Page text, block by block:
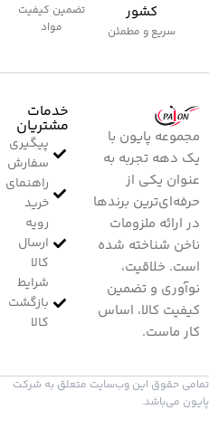
کشور
سریع و مطمئن
تضمین کیفیت
مواد
مجموعه پایون با
یک دهه تجربه به
عنوان یکی از
حرفه‌ای‌ترین برندها
در ارائه ملزومات
ناخن شناخته شده
است. خلاقیت،
نوآوری و تضمین
کیفیت کالا، اساس
کار ماست.
خدمات
مشتریان
پیگیری
سفارش
راهنمای
خرید
رویه
ارسال
کالا
شرایط
بازگشت
کالا
تمامی حقوق این وب‌سایت متعلق به شرکت
پایون می‌باشد.